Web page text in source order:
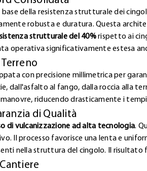
base della resistenza strutturale dei
robusta e duratura. Questa
strutturale del 40%rispetto ai
operativa significativamente estesa
con precisione millimetrica per
dall'asfalto al fango, dalla roccia alla
riducendo drasticamente i
di Qualità
di vulcanizzazione ad alta tecnologia.
Il processo favorisce una lenta e
nella struttura del cingolo. Il risultato